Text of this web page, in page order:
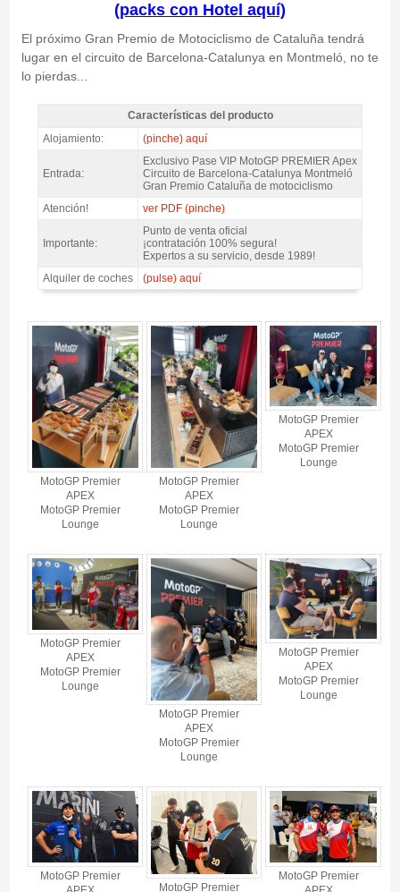
(packs con Hotel aquí)
El próximo Gran Premio de Motociclismo de Cataluña tendrá
lugar en el circuito de Barcelona-Catalunya en Montmeló, no te
lo pierdas...
MotoGP VIP VILLAGE™ Vie+Sab+Dom @ Premier APEX, GP Catalunya
2027 - Características del producto
Características del producto
Alojamiento:
(pinche) aquí
Entrada:
Exclusivo Pase VIP MotoGP PREMIER Apex
Circuito de Barcelona-Catalunya Montmeló
Gran Premio Cataluña de motociclismo
Atención!
ver PDF (pinche)
Importante:
Punto de venta oficial
¡contratación 100% segura!
Expertos a su servicio, desde 1989!
Alquiler de coches
(pulse) aquí
2027 - Gallery 4
MotoGP Premier
APEX
MotoGP Premier
Lounge
MotoGP Premier
APEX
MotoGP Premier
Lounge
MotoGP Premier
APEX
MotoGP Premier
Lounge
MotoGP Premier
APEX
MotoGP Premier
Lounge
MotoGP Premier
APEX
MotoGP Premier
Lounge
MotoGP Premier
APEX
MotoGP Premier
Lounge
MotoGP Premier
MotoGP Premier
MotoGP Premier